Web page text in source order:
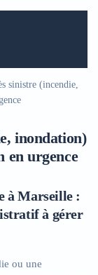
sinistre (incendie,
inondation)
en urgence
à Marseille :
à gérer
ou une